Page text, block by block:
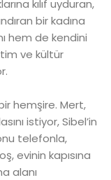
kılıf uyduran,
bir kadına
hem de kendini
ve kültür
hemşire. Mert,
istiyor, Sibel’in
telefonla,
evinin kapısına
alanı